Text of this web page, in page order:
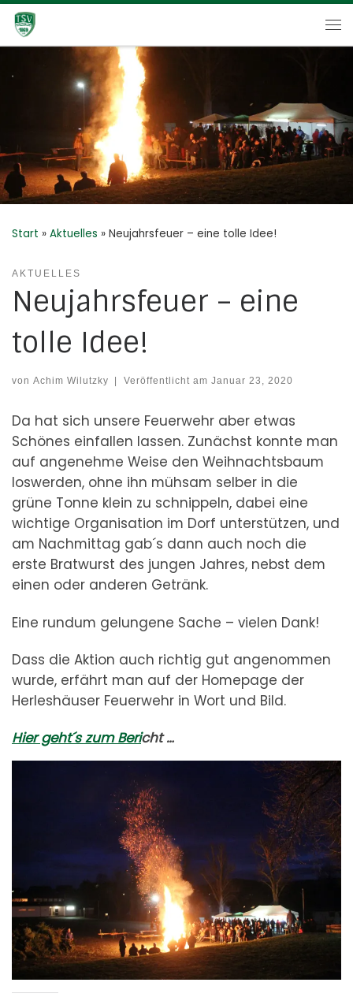
Zum Inhalt springen
Start » Aktuelles » Neujahrsfeuer – eine tolle Idee!
AKTUELLES
Neujahrsfeuer – eine
tolle Idee!
von Achim Wilutzky Veröffentlicht am Januar 23, 2020
Da hat sich unsere Feuerwehr aber etwas
Schönes einfallen lassen. Zunächst konnte man
auf angenehme Weise den Weihnachtsbaum
loswerden, ohne ihn mühsam selber in die
grüne Tonne klein zu schnippeln, dabei eine
wichtige Organisation im Dorf unterstützen, und
am Nachmittag gab´s dann auch noch die
erste Bratwurst des jungen Jahres, nebst dem
einen oder anderen Getränk.
Eine rundum gelungene Sache – vielen Dank!
Dass die Aktion auch richtig gut angenommen
wurde, erfährt man auf der Homepage der
Herleshäuser Feuerwehr in Wort und Bild.
Hier geht´s zum Bericht …